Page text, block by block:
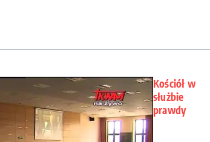
Kościół w
służbie
prawdy